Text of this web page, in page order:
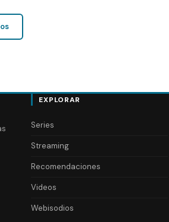
EXPLORAR
Series
Streaming
Recomendaciones
Videos
Webisodios